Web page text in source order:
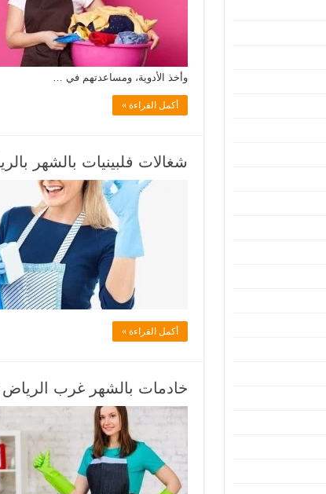
وأخذ الأدوية، ومساعدتهم في …
أكمل القراءة »
شغالات فلبينيات بالشهر بالرياض
أكمل القراءة »
خادمات بالشهر غرب الرياض